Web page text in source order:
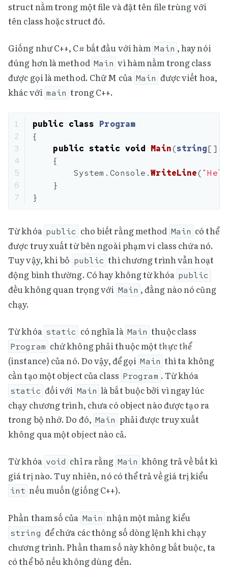
struct nằm trong một file và đặt tên file trùng với
tên class hoặc struct đó.
Giống như C++, C# bắt đầu với hàm Main , hay nói
đúng hơn là method Main vì hàm nằm trong class
được gọi là method. Chữ M của Main được viết hoa,
khác với main trong C++.
1
2
3
4
5
6
public class Program
{
public static void Main(string[]
{
System . Console .WriteLine(
}
}
Từ khóa public cho biết rằng method Main có thể
được truy xuất từ bên ngoài phạm vi class chứa nó.
Tuy vậy, khi bỏ public thì chương trình vẫn hoạt
động bình thường. Có hay không từ khóa public
đều không quan trọng với Main , đằng nào nó cũng
chạy.
Từ khóa static có nghĩa là Main thuộc class
Program chứ không phải thuộc mộtthực thể
(instance) của nó. Do vậy, để gọi Main thì ta không
cần tạo một object của class Program . Từ khóa
static đối với Main là bắt buộc bởi vì ngay lúc
chạy chương trình, chưa có object nào được tạo ra
trong bộ nhớ. Do đó, Main phải được truy xuất
không qua một object nào cả.
Từ khóa void chỉ ra rằng Main không trả về bất kì
giá trị nào. Tuy nhiên, nó có thể trả về giá trị kiểu
int nếu muốn (giống C++).
Phần tham số của Main nhận một mảng kiểu
string để chứa các thông số dòng lệnh khi chạy
chương trình. Phần tham số này không bắt buộc, ta
có thể bỏ nếu không dùng đến.